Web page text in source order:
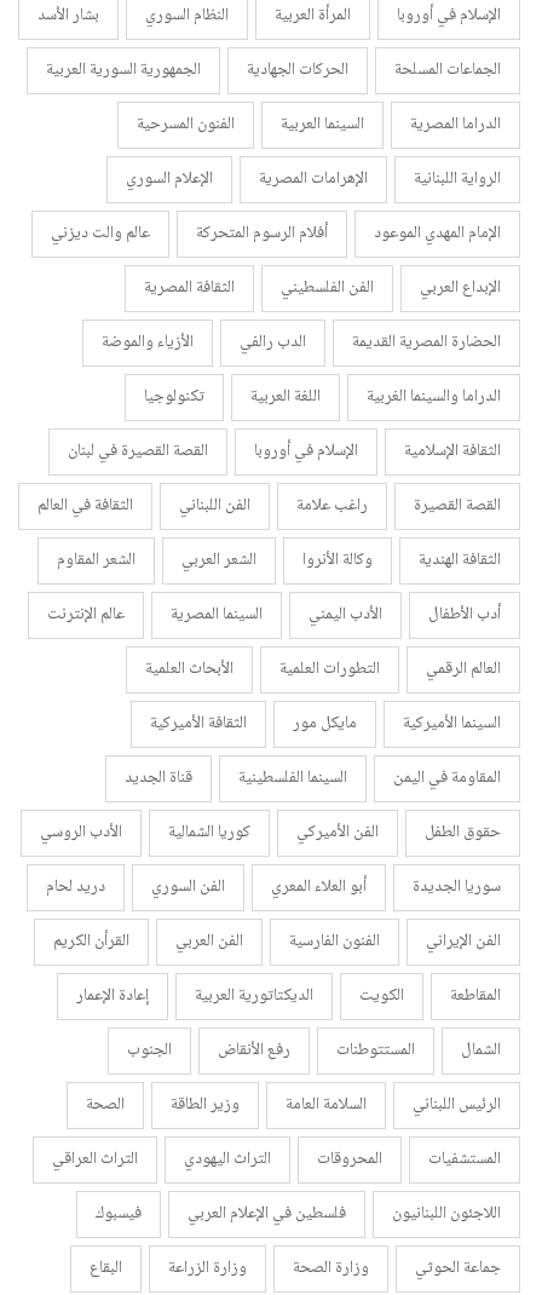
الإسلام في أوروبا
المرأة العربية النظام السوري
بشار الأسد
الجماعات المسلحة
الحركات الجهادية
الجمهورية السورية العربية
الدراما المصرية
السينما العربية
الفنون المسرحية
الرواية اللبنانية
الإهرامات المصرية
الإعلام السوري
الإمام المهدي الموعود
أفلام الرسوم المتحركة
عالم والت ديزني
الإبداع العربي
الفن الفلسطيني
الثقافة المصرية
الحضارة المصرية القديمة
الدب رالفي
الأزياء والموضة
الدراما والسينما الغربية
اللغة العربية
تكنولوجيا
الثقافة الإسلامية
الإسلام في أوروبا
القصة القصيرة في لبنان
القصة القصيرة
راغب علامة الفن اللبناني
الثقافة في العالم
الثقافة الهندية
وكالة الأنروا الشعر العربي
الشعر المقاوم
أدب الأطفال
الأدب اليمني السينما المصرية
عالم الإنترنت
العالم الرقمي
التطورات العلمية
الأبحاث العلمية
السينما الأميركية
مايكل مور
الثقافة الأميركية
المقاومة في اليمن
السينما الفلسطينية
قناة الجديد
حقوق الطفل
الفن الأميركي كوريا الشمالية
الأدب الروسي
سوريا الجديدة
أبو العلاء المعري الفن السوري
دريد لحام
الفن الإيراني
الفنون الفارسية الفن العربي
القرأن الكريم
المقاطعة
الكويت الديكتاتورية العربية
إعادة الإعمار
الشمال
المستتوطنات رفع الأنقاض
الجنوب
الرئيس اللبناني
السلامة العامة وزير الطاقة
الصحة
المستشفيات
المحروقات التراث اليهودي
التراث العراقي
اللاجئون اللبنانيون
فلسطين في الإعلام العربي
فيسبوك
جماعة الحوثي
وزارة الصحة وزارة الزراعة البقاع